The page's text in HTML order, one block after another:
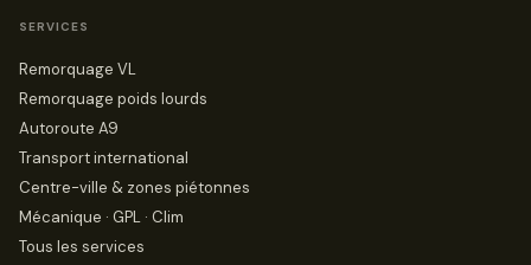
SERVICES
Remorquage VL
Remorquage poids lourds
Autoroute A9
Transport international
Centre-ville & zones piétonnes
Mécanique · GPL · Clim
Tous les services